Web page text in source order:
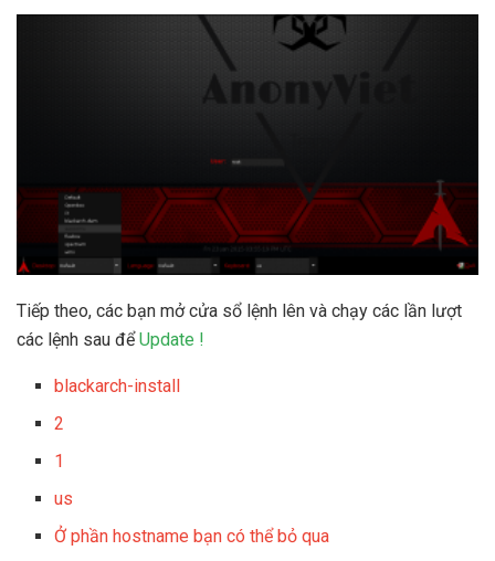
Tiếp theo, các bạn mở cửa sổ lệnh lên và chạy các lần lượt
các lệnh sau đểUpdate !
blackarch-install
2
1
us
Ở phần hostname bạn có thể bỏ qua